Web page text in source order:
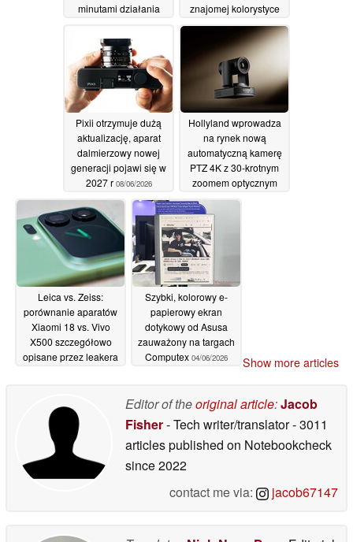
minutami działania
znajomej kolorystyce
przed premierą
10/06/2026
Pixii otrzymuje dużą
aktualizację, aparat
dalmierzowy nowej
generacji pojawi się w
2027 r 08/06/2026
Hollyland wprowadza
na rynek nową
automatyczną kamerę
PTZ 4K z 30-krotnym
zoomem optycznym
05/06/2026
Leica vs. Zeiss:
porównanie aparatów
Xiaomi 18 vs. Vivo
X500 szczegółowo
opisane przez leakera
Szybki, kolorowy e-
papierowy ekran
dotykowy od Asusa
zauważony na targach
Computex 04/06/2026 Show more articles
Editor of theoriginal article:Jacob
Fisher- Tech writer/translator- 3011
articles published on Notebookcheck
since 2022
contact me via:
jacob67147